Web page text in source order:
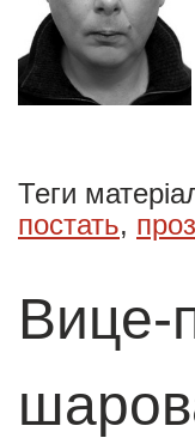
Теги
постать,